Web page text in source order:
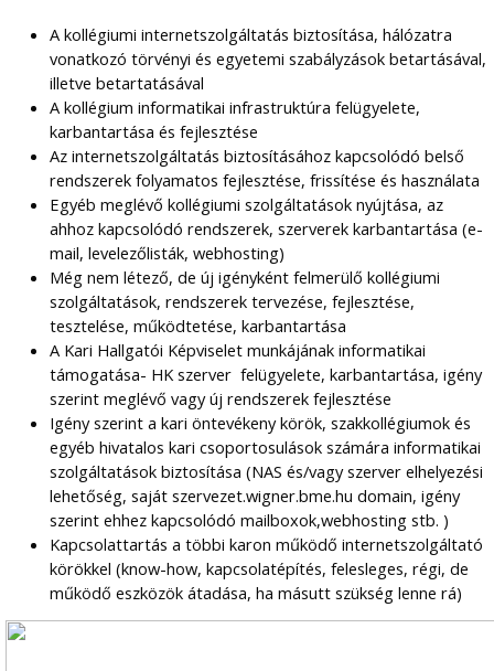
A kollégiumi internetszolgáltatás biztosítása, hálózatra
vonatkozó törvényi és egyetemi szabályzások betartásával,
illetve betartatásával
A kollégium informatikai infrastruktúra felügyelete,
karbantartása és fejlesztése
Az internetszolgáltatás biztosításához kapcsolódó belső
rendszerek folyamatos fejlesztése, frissítése és használata
Egyéb meglévő kollégiumi szolgáltatások nyújtása, az
ahhoz kapcsolódó rendszerek, szerverek karbantartása (e-
mail, levelezőlisták, webhosting)
Még nem létező, de új igényként felmerülő kollégiumi
szolgáltatások, rendszerek tervezése, fejlesztése,
tesztelése, működtetése, karbantartása
A Kari Hallgatói Képviselet munkájának informatikai
támogatása- HK szerver felügyelete, karbantartása, igény
szerint meglévő vagy új rendszerek fejlesztése
Igény szerint a kari öntevékeny körök, szakkollégiumok és
egyéb hivatalos kari csoportosulások számára informatikai
szolgáltatások biztosítása (NAS és/vagy szerver elhelyezési
lehetőség, saját szervezet.wigner.bme.hu domain, igény
szerint ehhez kapcsolódó mailboxok,webhosting stb. )
Kapcsolattartás a többi karon működő internetszolgáltató
körökkel (know-how, kapcsolatépítés, felesleges, régi, de
működő eszközök átadása, ha másutt szükség lenne rá)